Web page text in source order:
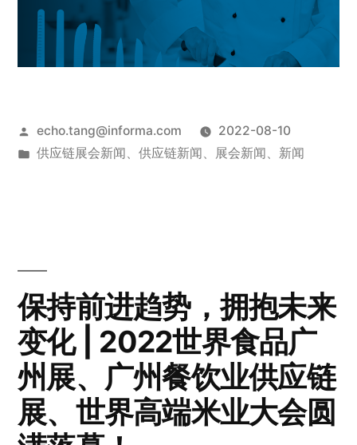
echo.tang@informa.com
2022-08-10
供应链展会新闻 、 供应链新闻 、 展会新闻 、 新闻
保持前进趋势，拥抱未来
变化 | 2022世界食品广
州展、广州餐饮业供应链
展、世界高端米业大会圆